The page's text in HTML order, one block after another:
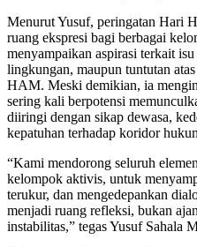
Menurut Yusuf, peringatan Hari
ruang ekspresi bagi berbagai
menyampaikan aspirasi terkait
lingkungan, maupun tuntutan
HAM. Meski demikian, ia
sering kali berpotensi
diiringi dengan sikap dewasa,
kepatuhan terhadap koridor
“Kami mendorong seluruh
kelompok aktivis, untuk
terukur, dan mengedepankan
menjadi ruang refleksi, bukan
instabilitas,” tegas Yusuf Sahala